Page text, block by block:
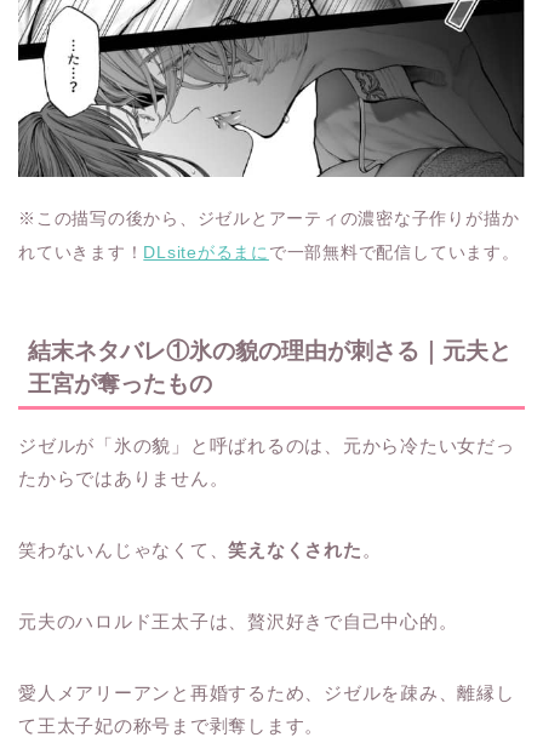
※この描写の後から、ジゼルとアーティの濃密な子作りが描か
れていきます！ DLsiteがるまに で一部無料で配信しています。
結末ネタバレ①氷の貌の理由が刺さる｜元夫と
王宮が奪ったもの
ジゼルが「氷の貌」と呼ばれるのは、元から冷たい女だっ
たからではありません。
笑わないんじゃなくて、笑えなくされた 。
元夫のハロルド王太子は、贅沢好きで自己中心的。
愛人メアリーアンと再婚するため、ジゼルを疎み、離縁し
て王太子妃の称号まで剥奪します。